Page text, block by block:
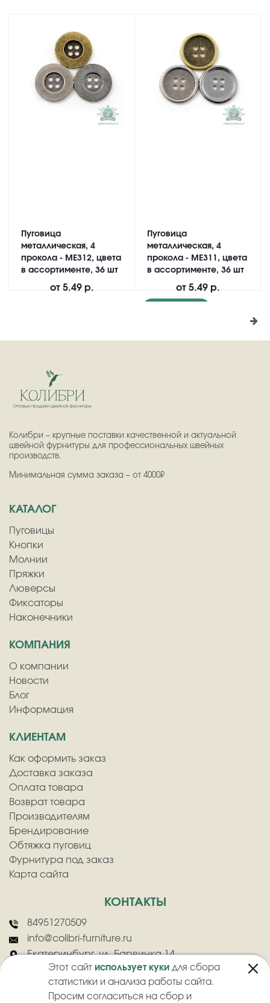
Этот сайт использует куки для сбора
статистики и анализа работы сайта.
Просим согласиться на сбор и
Пуговица
металлическая, 4
прокола - ME312, цвета
в ассортименте, 36 шт
от 5.49 р.
Пуговица
металлическая, 4
прокола - ME311, цвета
в ассортименте, 36 шт
от 5.49 р.
Колибри – крупные поставки качественной и актуальной
швейной фурнитуры для профессиональных швейных
производств.
Минимальная сумма заказа – от 4000₽
КАТАЛОГ
Пуговицы
Кнопки
Молнии
Пряжки
Люверсы
Фиксаторы
Наконечники
КОМПАНИЯ
О компании
Новости
Блог
Информация
КЛИЕНТАМ
Как оформить заказ
Доставка заказа
Оплата товара
Возврат товара
Производителям
Брендирование
Обтяжка пуговиц
Фурнитура под заказ
Карта сайта
КОНТАКТЫ
84951270509
info@colibri-furniture.ru
Екатеринбург, ул. Барвинка 14